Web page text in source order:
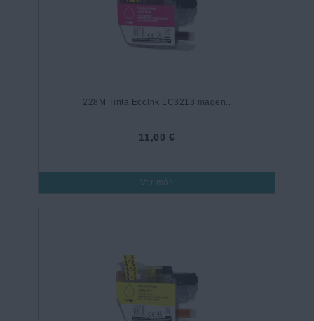
228M Tinta EcoInk LC3213 magen..
11,00 €
Ver más